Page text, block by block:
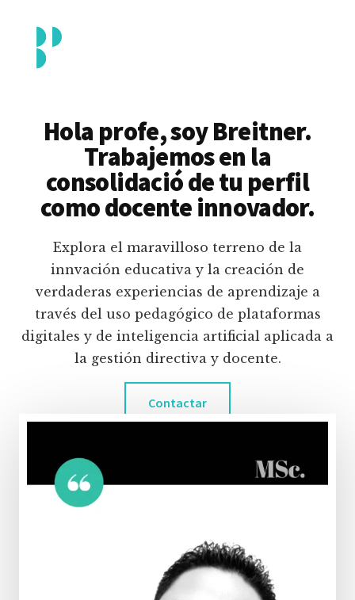
contenido
principal
menu
Piedrahita
docente
pedagógico
educativas
digitales
inteligencia
artificial.
Hola profe, soy Breitner.
Trabajemos en la
consolidació de tu perfil
como docente innovador.
Explora el maravilloso terreno de la
innvación educativa y la creación de
verdaderas experiencias de aprendizaje a
través del uso pedagógico de plataformas
digitales y de inteligencia artificial aplicada a
la gestión directiva y docente.
Contactar